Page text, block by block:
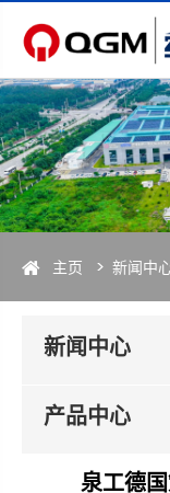
主页 新闻中
新闻中心
产品中心
泉工德